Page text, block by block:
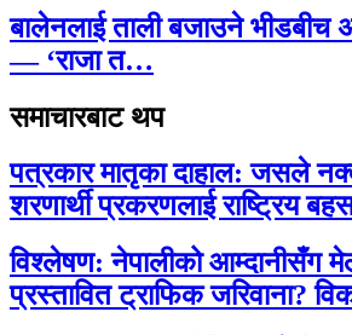
बालेनलाई ताली बजाउने
— ‘राजा त…
समाचारबाट थप
पत्रकार मातृका दाहाल: जसले
शरणार्थी प्रकरणलाई राष्ट्रिय
विश्लेषण: नेपालीको आम्दानीसँग
प्रस्तावित ट्राफिक जरिवाना?